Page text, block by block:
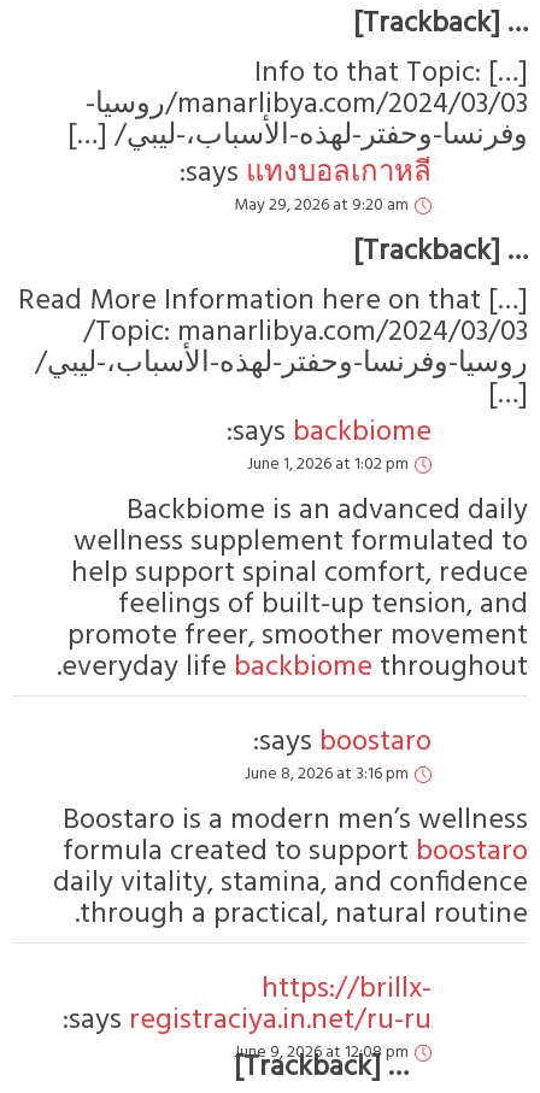
… [Trackback]
[…] Info to that Topic:
manarlibya.com/2024/03/03/روسيا-
وفرنسا-وحفتر-لهذه-الأسباب،-ليبي/ […]
แทงบอลเกาหลี
says:
May 29, 2026 at 9:20 am
… [Trackback]
[…] Read More Information here on that
Topic: manarlibya.com/2024/03/03/
روسيا-وفرنسا-وحفتر-لهذه-الأسباب،-ليبي/
[…]
backbiome
says:
June 1, 2026 at 1:02 pm
Backbiome is an advanced daily
wellness supplement formulated to
help support spinal comfort, reduce
feelings of built-up tension, and
promote freer, smoother movement
throughout
backbiome
boostaro
says:
June 8, 2026 at 3:16 pm
Boostaro is a modern men’s wellness
boostaro
formula created to support
daily vitality, stamina, and confidence
through a practical, natural routine.
https://brillx-
registraciya.in.net/ru-ru
says:
June 9, 2026 at 12:08 pm
… [Trackback]